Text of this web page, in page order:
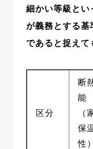
細かい等級とい
が義務とする基
であると捉えて
区分
断
能
（
保
性）